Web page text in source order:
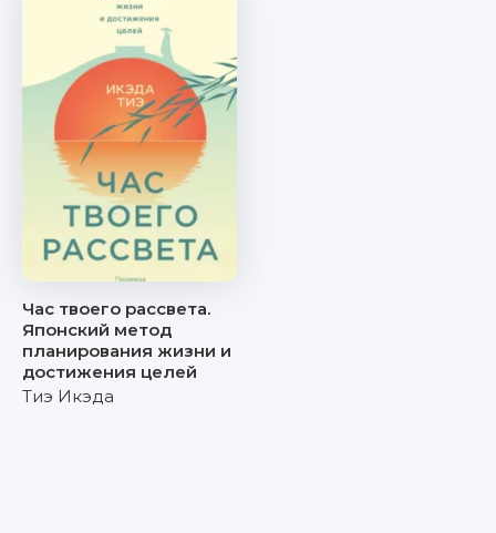
Час твоего рассвета.
Японский метод
планирования жизни и
достижения целей
Тиэ Икэда